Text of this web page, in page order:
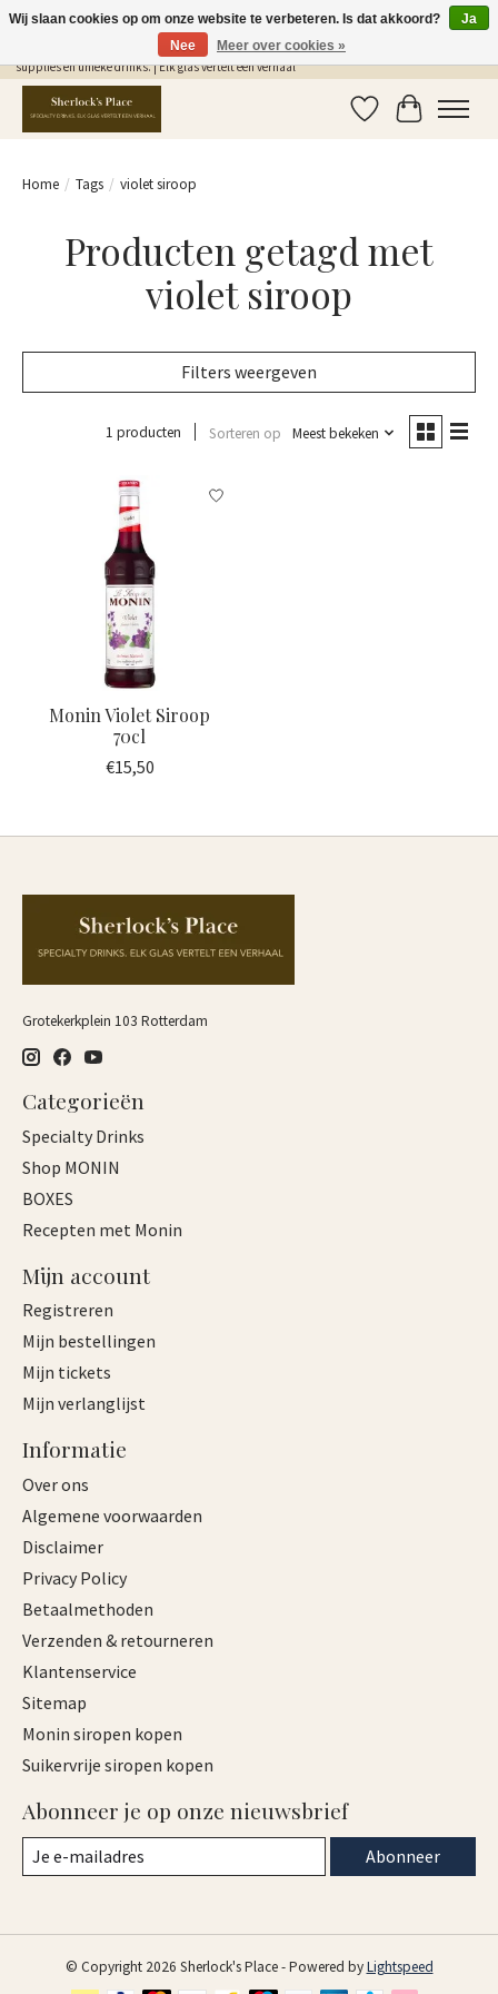
Gratis Verzending in NL vanaf €75,- | Sherlocks Place: dé plek voor MONIN siropen, bar
supplies en unieke drinks. | Elk glas vertelt een verhaal
Verlanglijst
Home / Tags / violet siroop
Producten getagd met
violet siroop
Filters weergeven
1 producten Sorteren op Meest bekeken
Monin Violet Siroop
70cl
€15,50
Grotekerkplein 103 Rotterdam
Categorieën
Specialty Drinks
Shop MONIN
BOXES
Recepten met Monin
Mijn account
Registreren
Mijn bestellingen
Mijn tickets
Mijn verlanglijst
Informatie
Over ons
Algemene voorwaarden
Disclaimer
Privacy Policy
Betaalmethoden
Verzenden & retourneren
Klantenservice
Sitemap
Monin siropen kopen
Suikervrije siropen kopen
Abonneer je op onze nieuwsbrief
Abonneer
© Copyright 2026 Sherlock's Place - Powered byLightspeed
Wij slaan cookies op om onze website te verbeteren. Is dat akkoord?
Ja
Nee
Meer over cookies »